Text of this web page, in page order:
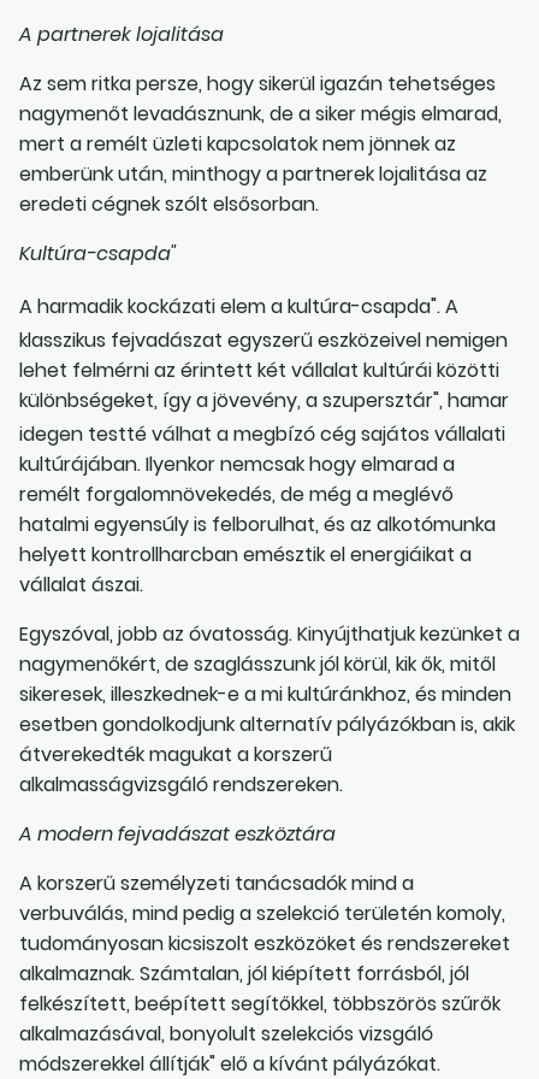
A partnerek lojalitása
Az sem ritka persze, hogy sikerül igazán tehetséges
nagymenőt levadásznunk, de a siker mégis elmarad,
mert a remélt üzleti kapcsolatok nem jönnek az
emberünk után, minthogy a partnerek lojalitása az
eredeti cégnek szólt elsősorban.
Kultúra-csapda"
A harmadik kockázati elem a kultúra-csapda". A
klasszikus fejvadászat egyszerű eszközeivel nemigen
lehet felmérni az érintett két vállalat kultúrái közötti
különbségeket, így a jövevény, a szupersztár", hamar
idegen testté válhat a megbízó cég sajátos vállalati
kultúrájában. Ilyenkor nemcsak hogy elmarad a
remélt forgalomnövekedés, de még a meglévő
hatalmi egyensúly is felborulhat, és az alkotómunka
helyett kontrollharcban emésztik el energiáikat a
vállalat ászai.
Egyszóval, jobb az óvatosság. Kinyújthatjuk kezünket a
nagymenőkért, de szaglásszunk jól körül, kik ők, mitől
sikeresek, illeszkednek-e a mi kultúránkhoz, és minden
esetben gondolkodjunk alternatív pályázókban is, akik
átverekedték magukat a korszerű
alkalmasságvizsgáló rendszereken.
A modern fejvadászat eszköztára
A korszerű személyzeti tanácsadók mind a
verbuválás, mind pedig a szelekció területén komoly,
tudományosan kicsiszolt eszközöket és rendszereket
alkalmaznak. Számtalan, jól kiépített forrásból, jól
felkészített, beépített segítőkkel, többszörös szűrők
alkalmazásával, bonyolult szelekciós vizsgáló
módszerekkel állítják" elő a kívánt pályázókat.